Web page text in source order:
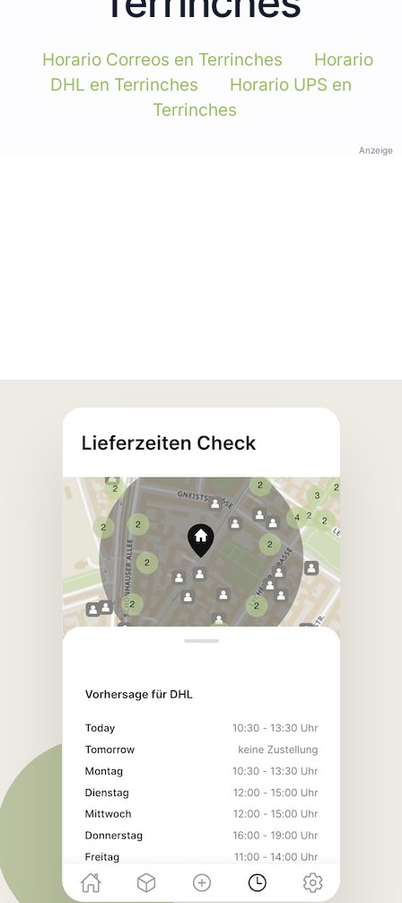
Horario Correos en Terrinches
Horario
DHL en Terrinches
Horario UPS en
Terrinches
Anzeige